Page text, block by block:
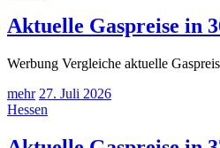
Aktuelle Gaspreise in
Werbung Vergleiche aktuelle
mehr 27. Juli 2026
Hessen